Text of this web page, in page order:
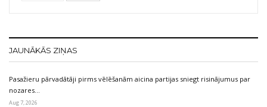
JAUNĀKĀS ZIŅAS
Pasažieru pārvadātāji pirms vēlēšanām aicina partijas sniegt risinājumus par
nozares…
Aug 7, 2026